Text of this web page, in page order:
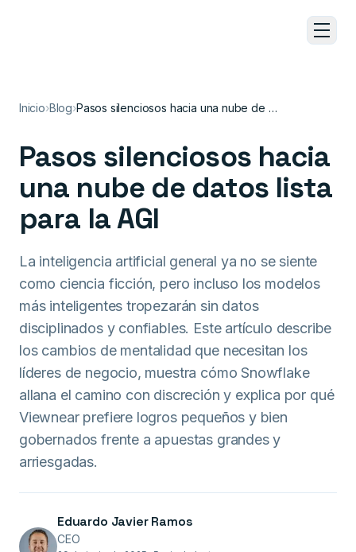
Inicio›Blog› Pasos silenciosos hacia una nube de datos lista para la AGI
Pasos silenciosos hacia
una nube de datos lista
para la AGI
La inteligencia artificial general ya no se siente
como ciencia ficción, pero incluso los modelos
más inteligentes tropezarán sin datos
disciplinados y confiables. Este artículo describe
los cambios de mentalidad que necesitan los
líderes de negocio, muestra cómo Snowflake
allana el camino con discreción y explica por qué
Viewnear prefiere logros pequeños y bien
gobernados frente a apuestas grandes y
arriesgadas.
Eduardo Javier Ramos
CEO